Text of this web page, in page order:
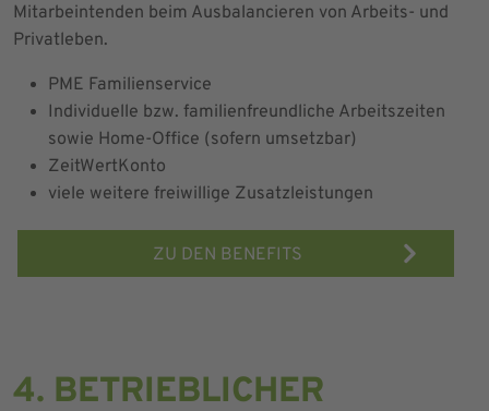
Mitarbeintenden beim Ausbalancieren von Arbeits- und
Privatleben.
PME Familienservice
Individuelle bzw. familienfreundliche Arbeitszeiten
sowie Home-Office (sofern umsetzbar)
ZeitWertKonto
viele weitere freiwillige Zusatzleistungen
ZU DEN BENEFITS
4. BETRIEBLICHER